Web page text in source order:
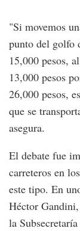
"Si movemos
punto del golfo
15,000 pesos,
13,000 pesos
26,000 pesos,
que se
asegura.
El debate fue
carreteros en
este tipo. En
Héctor
la